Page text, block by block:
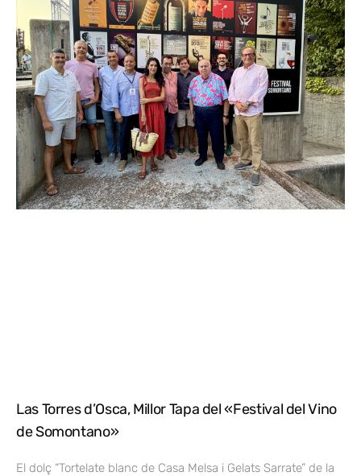
Las Torres d’Osca, Millor Tapa del «Festival del Vino
de Somontano»
El dolç “Tortelate blanc de Casa Melsa i Gelats Sarrate” de la